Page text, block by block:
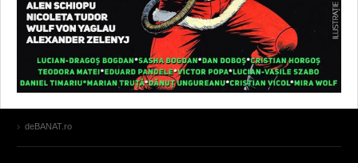
deBANAT.ro